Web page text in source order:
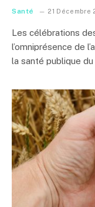
Santé 21 Décembre
Les célébrations
l’omniprésence de
la santé publique